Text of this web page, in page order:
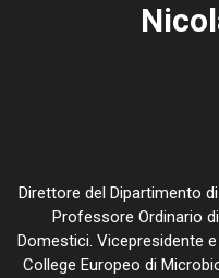
Direttore del Dipartimento
Professore Ordinario
Domestici. Vicepresidente
College Europeo di